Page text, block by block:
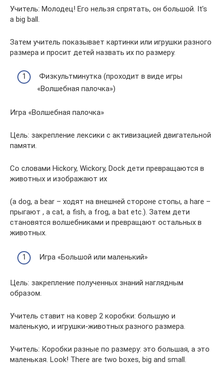
Учитель: Молодец! Его нельзя спрятать, он большой. It’s
a big ball.
Затем учитель показывает картинки или игрушки разного
размера и просит детей назвать их по размеру.
Физкультминутка (проходит в виде игры
«Волшебная палочка»)
Игра «Волшебная палочка»
Цель: закрепление лексики с активизацией двигательной
памяти.
Со словами Hickory, Wickory, Dock дети превращаются в
животных и изображают их
(a dog, a bear – ходят на внешней стороне стопы, a hare –
прыгают , a cat, a fish, a frog, a bat etc.). Затем дети
становятся волшебниками и превращают остальных в
животных.
Игра «Большой или маленький»
Цель: закрепление полученных знаний наглядным
образом.
Учитель ставит на ковер 2 коробки: большую и
маленькую, и игрушки-животных разного размера.
Учитель: Коробки разные по размеру: это большая, а это
маленькая. Look! There are two boxes, big and small.